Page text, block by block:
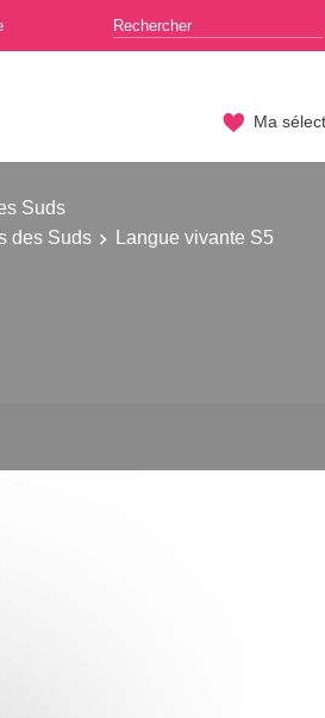
Ma
Suds
des Suds
Langue vivante S5